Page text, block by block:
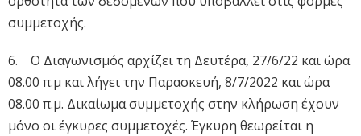
συμμετοχής.
6. Ο Διαγωνισμός αρχίζει τη Δευτέρα, 27/6/22 και ώρα
08.00 π.μ και λήγει την Παρασκευή, 8/7/2022 και ώρα
08.00 π.μ. Δικαίωμα συμμετοχής στην κλήρωση έχουν
μόνο οι έγκυρες συμμετοχές. Έγκυρη θεωρείται η